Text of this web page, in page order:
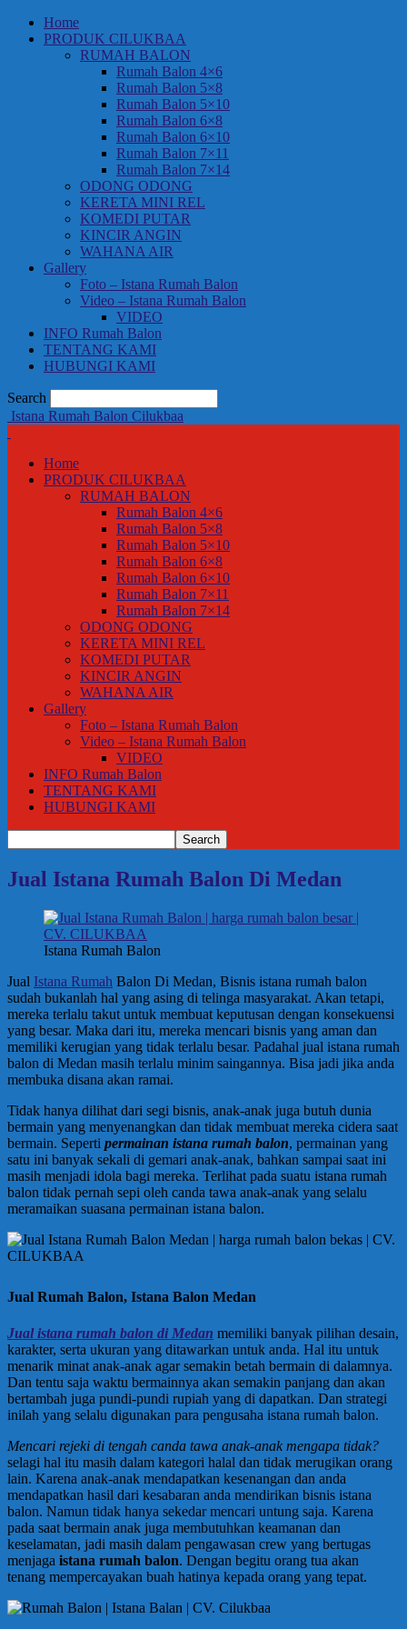
Home
PRODUK CILUKBAA
RUMAH BALON
Rumah Balon 4×6
Rumah Balon 5×8
Rumah Balon 5×10
Rumah Balon 6×8
Rumah Balon 6×10
Rumah Balon 7×11
Rumah Balon 7×14
ODONG ODONG
KERETA MINI REL
KOMEDI PUTAR
KINCIR ANGIN
WAHANA AIR
Gallery
Foto – Istana Rumah Balon
Video – Istana Rumah Balon
VIDEO
INFO Rumah Balon
TENTANG KAMI
HUBUNGI KAMI
Search
Istana Rumah Balon Cilukbaa
Home
PRODUK CILUKBAA
RUMAH BALON
Rumah Balon 4×6
Rumah Balon 5×8
Rumah Balon 5×10
Rumah Balon 6×8
Rumah Balon 6×10
Rumah Balon 7×11
Rumah Balon 7×14
ODONG ODONG
KERETA MINI REL
KOMEDI PUTAR
KINCIR ANGIN
WAHANA AIR
Gallery
Foto – Istana Rumah Balon
Video – Istana Rumah Balon
VIDEO
INFO Rumah Balon
TENTANG KAMI
HUBUNGI KAMI
Jual Istana Rumah Balon Di Medan
Istana Rumah Balon
Jual Istana Rumah Balon Di Medan, Bisnis istana rumah balon
sudah bukanlah hal yang asing di telinga masyarakat. Akan tetapi,
mereka terlalu takut untuk membuat keputusan dengan konsekuensi
yang besar. Maka dari itu, mereka mencari bisnis yang aman dan
memiliki kerugian yang tidak terlalu besar. Padahal jual istana rumah
balon di Medan masih terlalu minim saingannya. Bisa jadi jika anda
membuka disana akan ramai.
Tidak hanya dilihat dari segi bisnis, anak-anak juga butuh dunia
bermain yang menyenangkan dan tidak membuat mereka cidera saat
bermain. Seperti permainan istana rumah balon, permainan yang
satu ini banyak sekali di gemari anak-anak, bahkan sampai saat ini
masih menjadi idola bagi mereka. Terlihat pada suatu istana rumah
balon tidak pernah sepi oleh canda tawa anak-anak yang selalu
meramaikan suasana permainan istana balon.
Jual Rumah Balon, Istana Balon Medan
Jual istana rumah balon di Medan memiliki banyak pilihan desain,
karakter, serta ukuran yang ditawarkan untuk anda. Hal itu untuk
menarik minat anak-anak agar semakin betah bermain di dalamnya.
Dan tentu saja waktu bermainnya akan semakin panjang dan akan
bertambah juga pundi-pundi rupiah yang di dapatkan. Dan strategi
inilah yang selalu digunakan para pengusaha istana rumah balon.
Mencari rejeki di tengah canda tawa anak-anak mengapa tidak?
selagi hal itu masih dalam kategori halal dan tidak merugikan orang
lain. Karena anak-anak mendapatkan kesenangan dan anda
mendapatkan hasil dari kesabaran anda mendirikan bisnis istana
balon. Namun tidak hanya sekedar mencari untung saja. Karena
pada saat bermain anak juga membutuhkan keamanan dan
keselamatan, jadi masih dalam pengawasan crew yang bertugas
menjaga istana rumah balon. Dengan begitu orang tua akan
tenang mempercayakan buah hatinya kepada orang yang tepat.